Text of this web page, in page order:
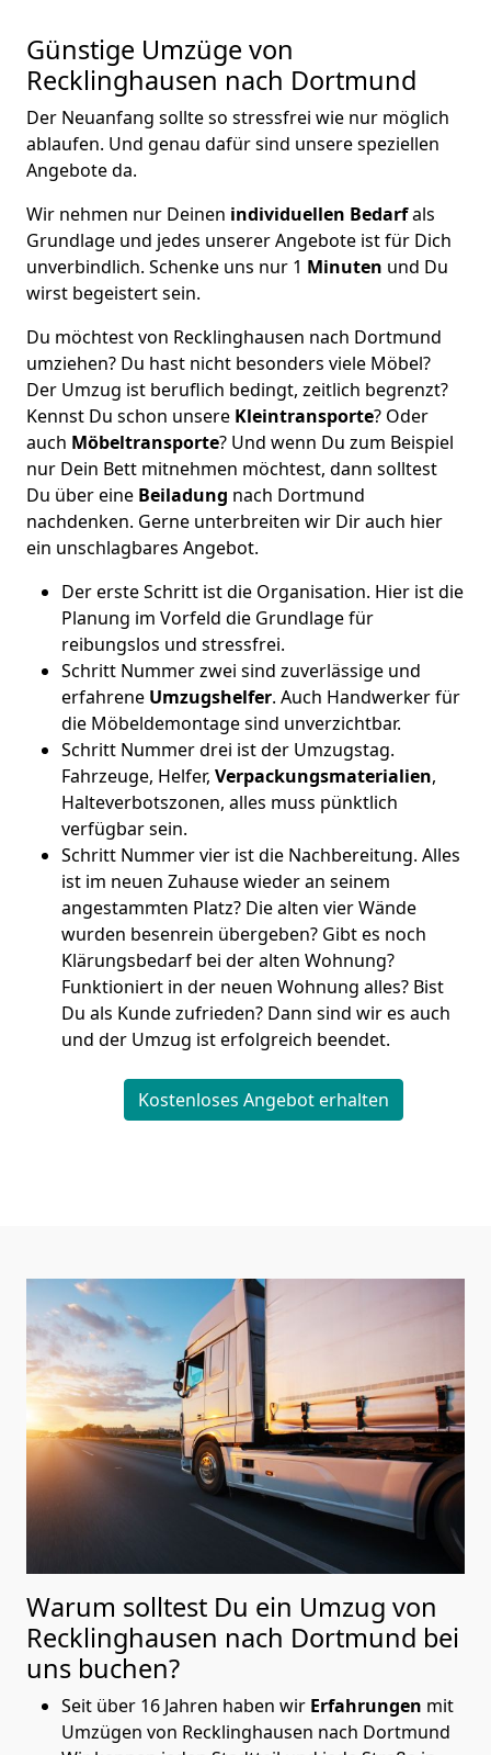
Günstige Umzüge von
Recklinghausen nach Dortmund
Der Neuanfang sollte so stressfrei wie nur möglich
ablaufen. Und genau dafür sind unsere speziellen
Angebote da.
Wir nehmen nur Deinen individuellen Bedarfals
Grundlage und jedes unserer Angebote ist für Dich
unverbindlich. Schenke uns nur 1 Minuten und Du
wirst begeistert sein.
Du möchtest von Recklinghausen nach Dortmund
umziehen? Du hast nicht besonders viele Möbel?
Der Umzug ist beruflich bedingt, zeitlich begrenzt?
Kennst Du schon unsere Kleintransporte? Oder
auch Möbeltransporte? Und wenn Du zum Beispiel
nur Dein Bett mitnehmen möchtest, dann solltest
Du über eine Beiladung nach Dortmund
nachdenken. Gerne unterbreiten wir Dir auch hier
ein unschlagbares Angebot.
Der erste Schritt ist die Organisation. Hier ist die
Planung im Vorfeld die Grundlage für
reibungslos und stressfrei.
Schritt Nummer zwei sind zuverlässige und
erfahrene Umzugshelfer. Auch Handwerker für
die Möbeldemontage sind unverzichtbar.
Schritt Nummer drei ist der Umzugstag.
Fahrzeuge, Helfer, Verpackungsmaterialien,
Halteverbotszonen, alles muss pünktlich
verfügbar sein.
Schritt Nummer vier ist die Nachbereitung. Alles
ist im neuen Zuhause wieder an seinem
angestammten Platz? Die alten vier Wände
wurden besenrein übergeben? Gibt es noch
Klärungsbedarf bei der alten Wohnung?
Funktioniert in der neuen Wohnung alles? Bist
Du als Kunde zufrieden? Dann sind wir es auch
und der Umzug ist erfolgreich beendet.
Kostenloses Angebot erhalten
Warum solltest Du ein Umzug von
Recklinghausen nach Dortmund bei
uns buchen?
Seit über 16 Jahren haben wir Erfahrungen mit
Umzügen von Recklinghausen nach Dortmund